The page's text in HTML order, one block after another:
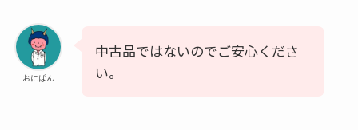
おにぱん
中古品ではないのでご安心くださ
い。